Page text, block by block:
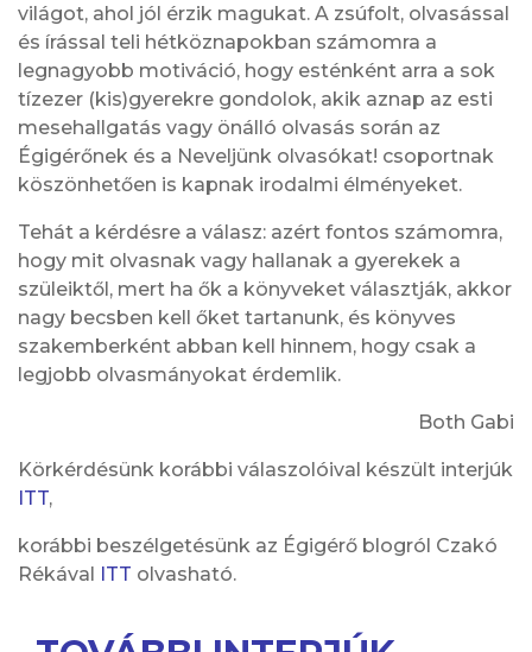
világot, ahol jól érzik magukat. A zsúfolt, olvasással
és írással teli hétköznapokban számomra a
legnagyobb motiváció, hogy esténként arra a sok
tízezer (kis)gyerekre gondolok, akik aznap az esti
mesehallgatás vagy önálló olvasás során az
Égigérőnek és a Neveljünk olvasókat! csoportnak
köszönhetően is kapnak irodalmi élményeket.
Tehát a kérdésre a válasz: azért fontos számomra,
hogy mit olvasnak vagy hallanak a gyerekek a
szüleiktől, mert ha ők a könyveket választják, akkor
nagy becsben kell őket tartanunk, és könyves
szakemberként abban kell hinnem, hogy csak a
legjobb olvasmányokat érdemlik.
Both Gabi
Körkérdésünk korábbi válaszolóival készült interjúk
ITT,
korábbi beszélgetésünk az Égigérő blogról Czakó
Rékával ITT olvasható.